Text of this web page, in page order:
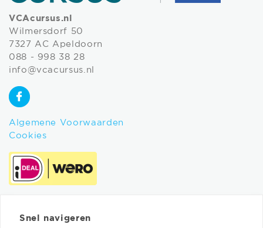
VCAcursus.nl
Wilmersdorf 50
7327 AC Apeldoorn
088 - 998 38 28
info@vcacursus.nl
Algemene Voorwaarden
Cookies
Snel navigeren